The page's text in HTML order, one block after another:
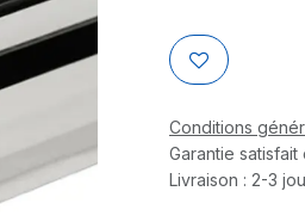
Conditions
Garantie
Livraison : 2-3